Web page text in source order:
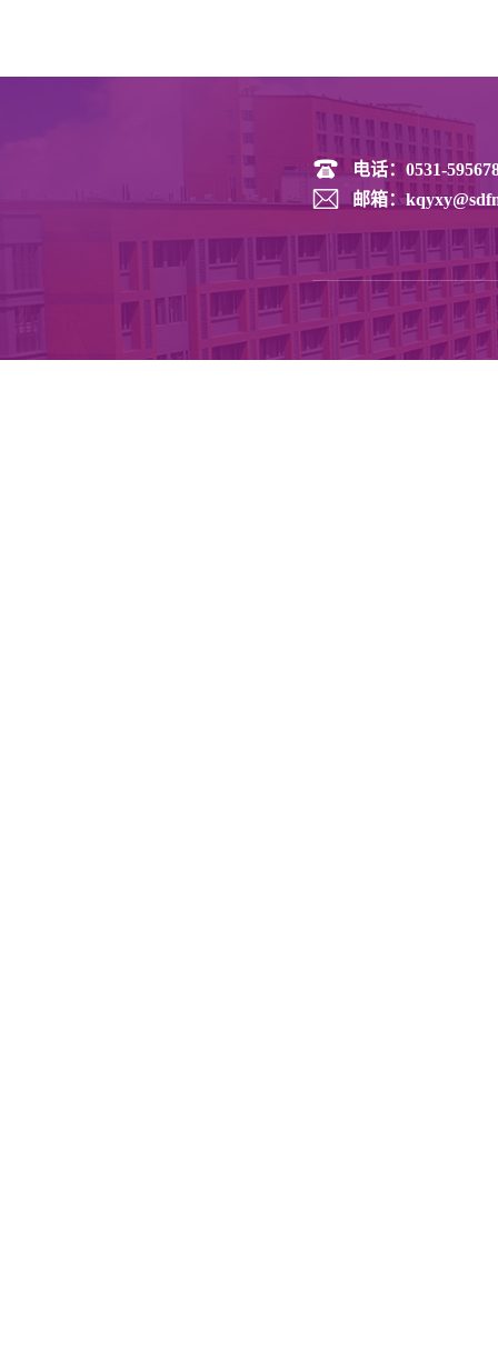
电话： 0531-
邮箱：